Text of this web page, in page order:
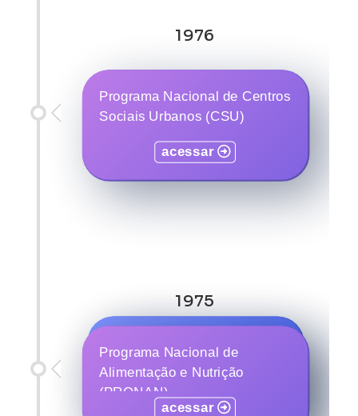
1975
Programa Nacional de Centros
Sociais Urbanos (CSU)
acessar
1976
trabalho
acessar
Programa Nacional de
Alimentação e Nutrição
(PRONAN)
acessar